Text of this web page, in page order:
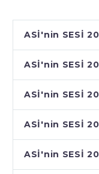
ASİ'nin SESİ
ASİ'nin SESİ
ASİ'nin SESİ
ASİ'nin SESİ
ASİ'nin SESİ